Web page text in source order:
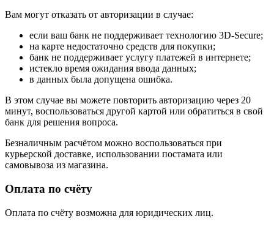
Вам могут отказать от авторизации в случае:
если ваш банк не поддерживает технологию 3D-Secure;
на карте недостаточно средств для покупки;
банк не поддерживает услугу платежей в интернете;
истекло время ожидания ввода данных;
в данных была допущена ошибка.
В этом случае вы можете повторить авторизацию через 20
минут, воспользоваться другой картой или обратиться в свой
банк для решения вопроса.
Безналичным расчётом можно воспользоваться при
курьерской доставке, использовании постамата или
самовывоза из магазина.
Оплата по счёту
Оплата по счёту возможна для юридических лиц.